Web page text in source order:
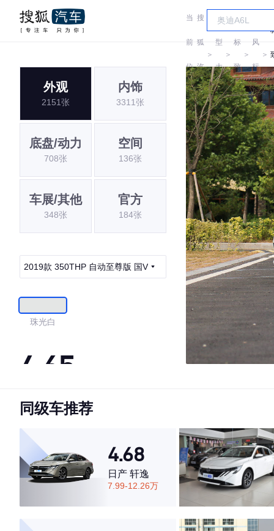
当
前
位
置:
搜
狐
汽
车
＞
车
型
大
全
＞
标
致
＞
风
标
致
＞
外观
2151张
内饰
3311张
底盘/动力
708张
空间
136张
车展/其他
348张
官方
184张
2019款 350THP 自动至尊版 国V
珠光白
4.65
·外观表现一般，低于61%同级车
·空间表现较为优秀，优于71%同级车
同级车推荐
4.68
日产 轩逸
7.99-12.26万